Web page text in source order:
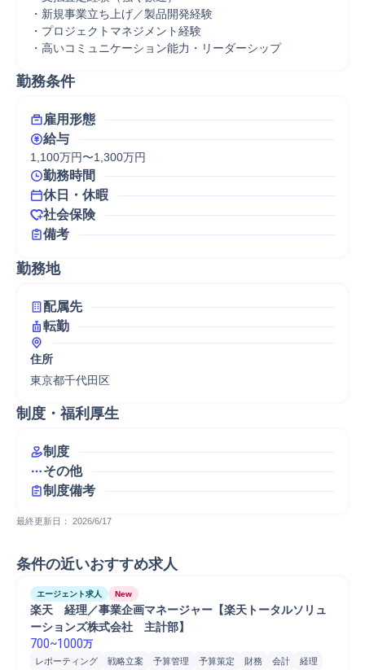
・新規事業立ち上げ／製品開発経験
・プロジェクトマネジメント経験
勤務条件
雇用形態
給与
1,100万円〜1,300万円
勤務時間
休日・休暇
社会保険
備考
勤務地
配属先
転勤
住所
東京都千代田区
制度・福利厚生
制度
その他
制度備考
最終更新日： 2026/6/17
条件の近いおすすめ求人
エージェント求人 New
楽天　経理／事業企画マネージャー【楽天トータルソリュ
ーションズ株式会社　主計部】
700~1000万
レポーティング 戦略立案 予算管理 予算策定 財務 会計
経理